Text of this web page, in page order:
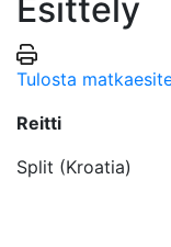
Esittely
Tulosta
Reitti
Split (Kroatia)